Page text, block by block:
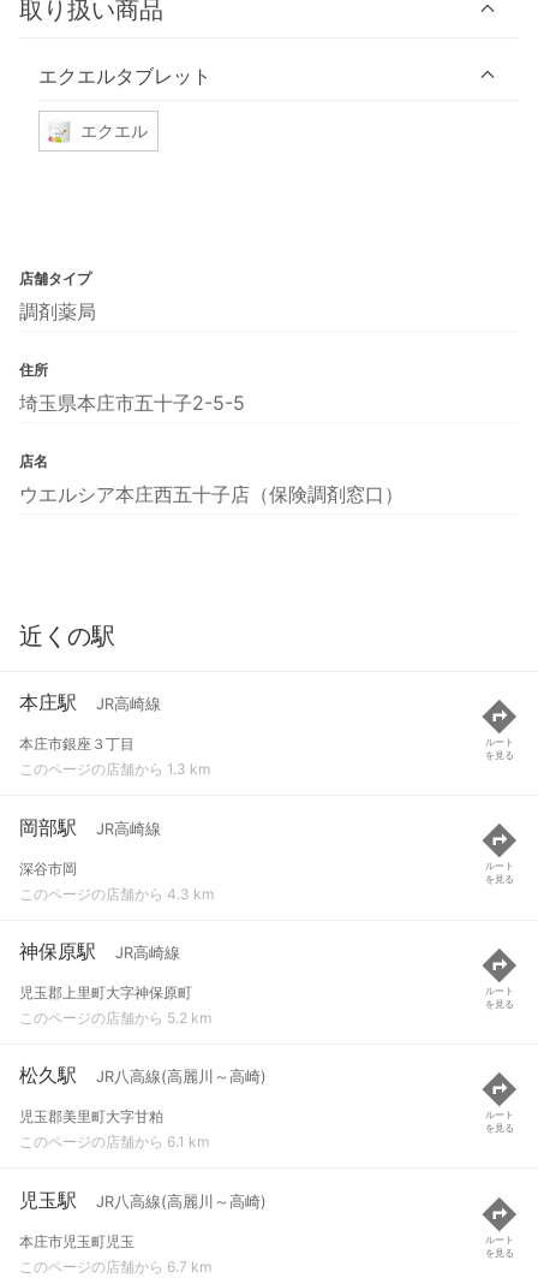
取り扱い商品
エクエルタブレット
エクエル
店舗タイプ
調剤薬局
住所
埼玉県本庄市五十子2-5-5
店名
ウエルシア本庄西五十子店（保険調剤窓口）
近くの駅
本庄駅 JR高崎線
本庄市銀座３丁目
このページの店舗から 1.3 km
ルート
を見る
岡部駅 JR高崎線
深谷市岡
このページの店舗から 4.3 km
ルート
を見る
神保原駅 JR高崎線
児玉郡上里町大字神保原町
このページの店舗から 5.2 km
ルート
を見る
松久駅 JR八高線(高麗川～高崎)
児玉郡美里町大字甘粕
このページの店舗から 6.1 km
ルート
を見る
児玉駅 JR八高線(高麗川～高崎)
本庄市児玉町児玉
このページの店舗から 6.7 km
ルート
を見る